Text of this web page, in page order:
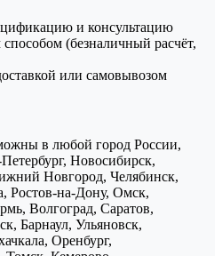
и консультацию
(безналичный расчёт,
или самовывозом
в любой город России,
Новосибирск,
Новгород, Челябинск,
Ростов-на-Дону, Омск,
Волгоград, Саратов,
Барнаул, Ульяновск,
Оренбург,